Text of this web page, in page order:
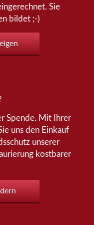
Sie
bildet ;-)
Spende. Mit Ihrer
uns den Einkauf
unserer
kostbarer